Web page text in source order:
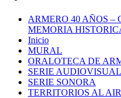
ARMERO 40 AÑOS –
MEMORIA
Inicio
MURAL
ORALOTECA DE
SERIE AUDIOVISUAL
SERIE SONORA
TERRITORIOS AL